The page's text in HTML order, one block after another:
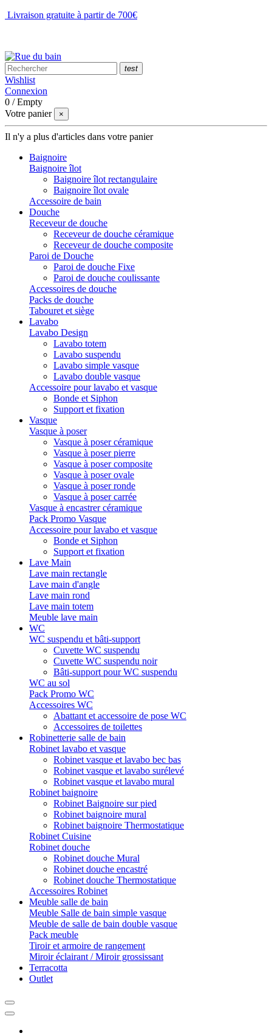
Livraison gratuite à partir de 700€
test
Wishlist
Connexion
0 /Empty
Votre panier
×
Il n'y a plus d'articles dans votre panier
Baignoire
Baignoire îlot
Baignoire îlot rectangulaire
Baignoire îlot ovale
Accessoire de bain
Douche
Receveur de douche
Receveur de douche céramique
Receveur de douche composite
Paroi de Douche
Paroi de douche Fixe
Paroi de douche coulissante
Accessoires de douche
Packs de douche
Tabouret et siège
Lavabo
Lavabo Design
Lavabo totem
Lavabo suspendu
Lavabo simple vasque
Lavabo double vasque
Accessoire pour lavabo et vasque
Bonde et Siphon
Support et fixation
Vasque
Vasque à poser
Vasque à poser céramique
Vasque à poser pierre
Vasque à poser composite
Vasque à poser ovale
Vasque à poser ronde
Vasque à poser carrée
Vasque à encastrer céramique
Pack Promo Vasque
Accessoire pour lavabo et vasque
Bonde et Siphon
Support et fixation
Lave Main
Lave main rectangle
Lave main d'angle
Lave main rond
Lave main totem
Meuble lave main
WC
WC suspendu et bâti-support
Cuvette WC suspendu
Cuvette WC suspendu noir
Bâti-support pour WC suspendu
WC au sol
Pack Promo WC
Accessoires WC
Abattant et accessoire de pose WC
Accessoires de toilettes
Robinetterie salle de bain
Robinet lavabo et vasque
Robinet vasque et lavabo bec bas
Robinet vasque et lavabo surélevé
Robinet vasque et lavabo mural
Robinet baignoire
Robinet Baignoire sur pied
Robinet baignoire mural
Robinet baignoire Thermostatique
Robinet Cuisine
Robinet douche
Robinet douche Mural
Robinet douche encastré
Robinet douche Thermostatique
Accessoires Robinet
Meuble salle de bain
Meuble Salle de bain simple vasque
Meuble de salle de bain double vasque
Pack meuble
Tiroir et armoire de rangement
Miroir éclairant / Miroir grossissant
Terracotta
Outlet